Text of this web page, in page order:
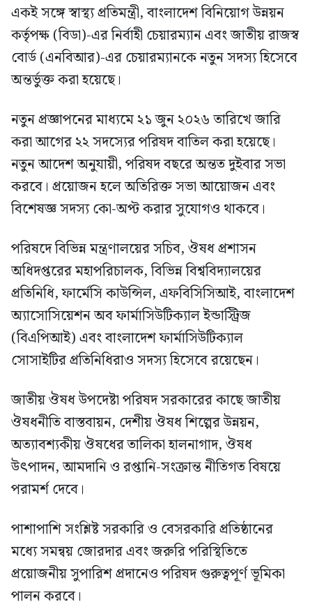
একই সঙ্গে স্বাস্থ্য প্রতিমন্ত্রী, বাংলাদেশ বিনিয়োগ উন্নয়ন
কর্তৃপক্ষ (বিডা)-এর নির্বাহী চেয়ারম্যান এবং জাতীয় রাজস্ব
বোর্ড (এনবিআর)-এর চেয়ারম্যানকে নতুন সদস্য হিসেবে
অন্তর্ভুক্ত করা হয়েছে।
নতুন প্রজ্ঞাপনের মাধ্যমে ২১ জুন ২০২৬ তারিখে জারি
করা আগের ২২ সদস্যের পরিষদ বাতিল করা হয়েছে।
নতুন আদেশ অনুযায়ী, পরিষদ বছরে অন্তত দুইবার সভা
করবে। প্রয়োজন হলে অতিরিক্ত সভা আয়োজন এবং
বিশেষজ্ঞ সদস্য কো-অপ্ট করার সুযোগও থাকবে।
পরিষদে বিভিন্ন মন্ত্রণালয়ের সচিব, ঔষধ প্রশাসন
অধিদপ্তরের মহাপরিচালক, বিভিন্ন বিশ্ববিদ্যালয়ের
প্রতিনিধি, ফার্মেসি কাউন্সিল, এফবিসিসিআই, বাংলাদেশ
অ্যাসোসিয়েশন অব ফার্মাসিউটিক্যাল ইন্ডাস্ট্রিজ
(বিএপিআই) এবং বাংলাদেশ ফার্মাসিউটিক্যাল
সোসাইটির প্রতিনিধিরাও সদস্য হিসেবে রয়েছেন।
জাতীয় ঔষধ উপদেষ্টা পরিষদ সরকারের কাছে জাতীয়
ঔষধনীতি বাস্তবায়ন, দেশীয় ঔষধ শিল্পের উন্নয়ন,
অত্যাবশ্যকীয় ঔষধের তালিকা হালনাগাদ, ঔষধ
উৎপাদন, আমদানি ও রপ্তানি-সংক্রান্ত নীতিগত বিষয়ে
পরামর্শ দেবে।
পাশাপাশি সংশ্লিষ্ট সরকারি ও বেসরকারি প্রতিষ্ঠানের
মধ্যে সমন্বয় জোরদার এবং জরুরি পরিস্থিতিতে
প্রয়োজনীয় সুপারিশ প্রদানেও পরিষদ গুরুত্বপূর্ণ ভূমিকা
পালন করবে।